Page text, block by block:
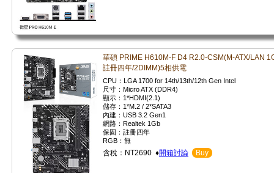
華碩 PRIME H610M-F D4 R2.0-CSM(M-ATX/LAN
註冊四年/2DIMM)5相供電
CPU：LGA 1700 for 14th/13th/12th Gen Intel
尺寸：Micro ATX (DDR4)
顯示：1*HDMI(2.1)
儲存：1*M.2 / 2*SATA3
內建：USB 3.2 Gen1
網路：Realtek 1Gb
保固：註冊四年
RGB：無
含稅：NT2690 ♦開箱討論 Buy